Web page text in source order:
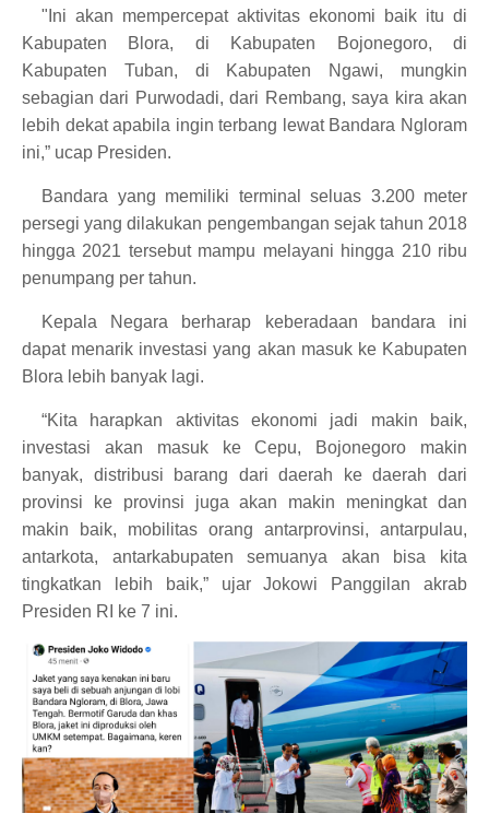
"Ini akan mempercepat aktivitas ekonomi baik itu di
Kabupaten Blora, di Kabupaten Bojonegoro, di
Kabupaten Tuban, di Kabupaten Ngawi, mungkin
sebagian dari Purwodadi, dari Rembang, saya kira akan
lebih dekat apabila ingin terbang lewat Bandara Ngloram
ini,” ucap Presiden.
Bandara yang memiliki terminal seluas 3.200 meter
persegi yang dilakukan pengembangan sejak tahun 2018
hingga 2021 tersebut mampu melayani hingga 210 ribu
penumpang per tahun.
Kepala Negara berharap keberadaan bandara ini
dapat menarik investasi yang akan masuk ke Kabupaten
Blora lebih banyak lagi.
“Kita harapkan aktivitas ekonomi jadi makin baik,
investasi akan masuk ke Cepu, Bojonegoro makin
banyak, distribusi barang dari daerah ke daerah dari
provinsi ke provinsi juga akan makin meningkat dan
makin baik, mobilitas orang antarprovinsi, antarpulau,
antarkota, antarkabupaten semuanya akan bisa kita
tingkatkan lebih baik,” ujar Jokowi Panggilan akrab
Presiden RI ke 7 ini.